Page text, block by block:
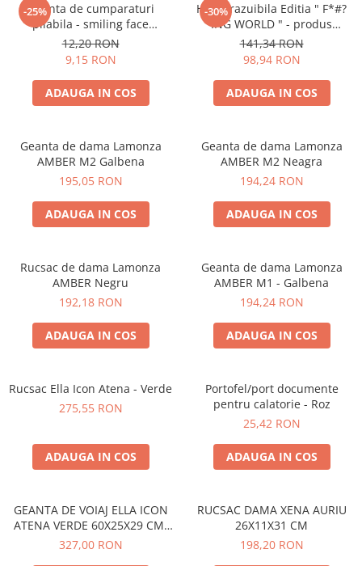
-25%
Geanta de cumparaturi
pliabila - smiling face
(ochelari)
12,20 RON
9,15 RON
ADAUGA IN COS
-30%
Harta razuibila Editia " F*#?
ING WORLD " - produs
original Luckies London
141,34 RON
98,94 RON
ADAUGA IN COS
Geanta de dama Lamonza
AMBER M2 Galbena
195,05 RON
ADAUGA IN COS
Geanta de dama Lamonza
AMBER M2 Neagra
194,24 RON
ADAUGA IN COS
Rucsac de dama Lamonza
AMBER Negru
192,18 RON
ADAUGA IN COS
Geanta de dama Lamonza
AMBER M1 - Galbena
194,24 RON
ADAUGA IN COS
Rucsac Ella Icon Atena - Verde
275,55 RON
ADAUGA IN COS
Portofel/port documente
pentru calatorie - Roz
25,42 RON
ADAUGA IN COS
GEANTA DE VOIAJ ELLA ICON
ATENA VERDE 60X25X29 CM,
NEW
327,00 RON
RUCSAC DAMA XENA AURIU
26X11X31 CM
198,20 RON